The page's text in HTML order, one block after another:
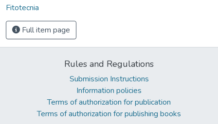
Fitotecnia
Full item page
Rules and Regulations
Submission Instructions
Information policies
Terms of authorization for publication
Terms of authorization for publishing books